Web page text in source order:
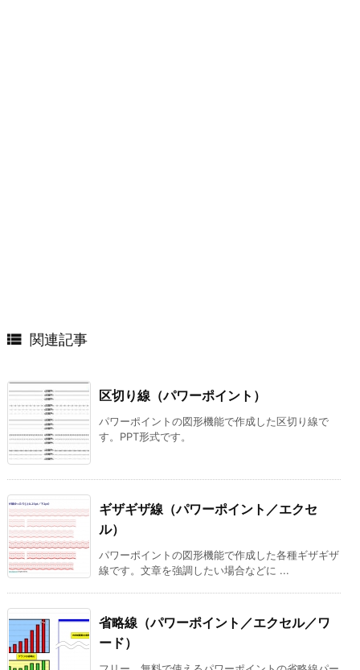
 関連記事
区切り線（パワーポイント）
パワーポイントの図形機能で作成した区切り線で
す。PPT形式です。
ギザギザ線（パワーポイント／エクセ
ル）
パワーポイントの図形機能で作成した各種ギザギザ
線です。文章を強調したい場合などに ...
省略線（パワーポイント／エクセル／ワ
ード）